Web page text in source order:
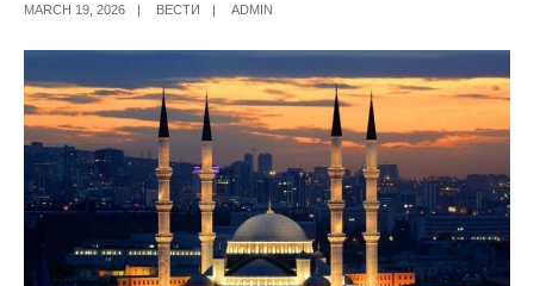
MARCH 19, 2026 ВЕСТИ ADMIN